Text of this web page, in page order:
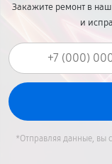
Закажите ремонт в
и
*Отправляя данные, вы